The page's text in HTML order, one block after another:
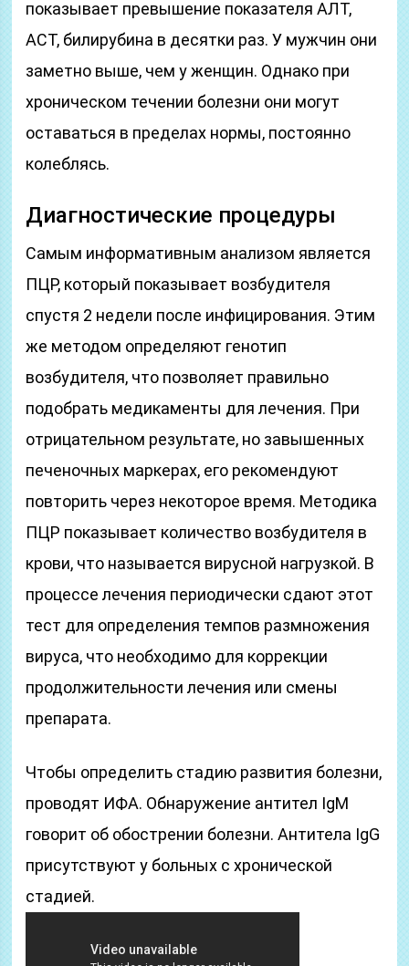
показывает превышение показателя АЛТ,
АСТ, билирубина в десятки раз. У мужчин они
заметно выше, чем у женщин. Однако при
хроническом течении болезни они могут
оставаться в пределах нормы, постоянно
колеблясь.
Диагностические процедуры
Самым информативным анализом является
ПЦР, который показывает возбудителя
спустя 2 недели после инфицирования. Этим
же методом определяют генотип
возбудителя, что позволяет правильно
подобрать медикаменты для лечения. При
отрицательном результате, но завышенных
печеночных маркерах, его рекомендуют
повторить через некоторое время. Методика
ПЦР показывает количество возбудителя в
крови, что называется вирусной нагрузкой. В
процессе лечения периодически сдают этот
тест для определения темпов размножения
вируса, что необходимо для коррекции
продолжительности лечения или смены
препарата.
Чтобы определить стадию развития болезни,
проводят ИФА. Обнаружение антител IgM
говорит об обострении болезни. Антитела IgG
присутствуют у больных с хронической
стадией.